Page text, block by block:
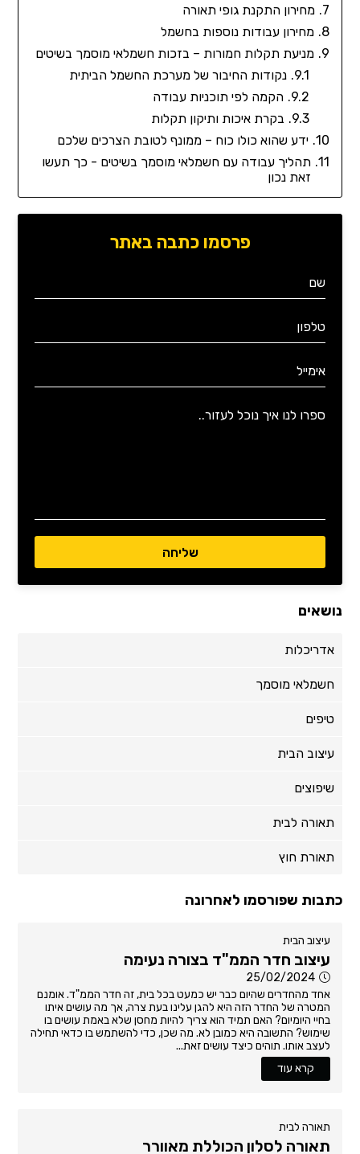
מחירון התקנת גופי תאורה
מחירון עבודות נוספות בחשמל
מניעת תקלות חמורות – בזכות חשמלאי מוסמך בשיטים
נקודות החיבור של מערכת החשמל הביתית
הקמה לפי תוכניות עבודה
בקרת איכות ותיקון תקלות
ידע שהוא כולו כוח – ממונף לטובת הצרכים שלכם
תהליך עבודה עם חשמלאי מוסמך בשיטים - כך תעשו
זאת נכון
פרסמו כתבה באתר
נושאים
אדריכלות
חשמלאי מוסמך
טיפים
עיצוב הבית
שיפוצים
תאורה לבית
תאורת חוץ
כתבות שפורסמו לאחרונה
עיצוב הבית
עיצוב חדר הממ"ד בצורה נעימה
25/02/2024
אחד מהחדרים שהיום כבר יש כמעט בכל בית, זה חדר הממ"ד. אומנם
המטרה של החדר הזה היא להגן עלינו בעת צרה, אך מה עושים איתו
בחיי היומיום? האם תמיד הוא צריך להיות מחסן שלא באמת עושים בו
שימוש? התשובה היא כמובן לא. מה שכן, כדי להשתמש בו כדאי תחילה
לעצב אותו. תוהים כיצד עושים זאת...
קרא עוד
תאורה לבית
תאורה לסלון הכוללת מאוורר